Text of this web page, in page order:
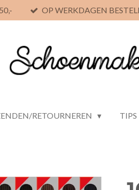
OP WERKDAGEN
RETOURNEREN TIPS